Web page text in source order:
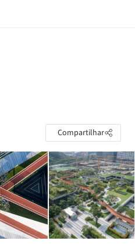
Compartilhar